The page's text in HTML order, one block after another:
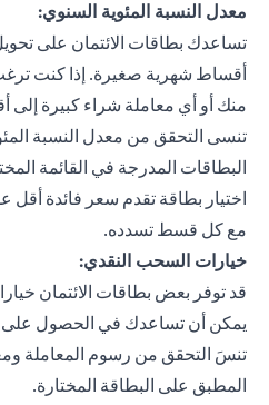
معدل النسبة المئوية السنوي:
تساعدك بطاقات الائتمان على
أقساط شهرية صغيرة. إذا كنت
منك أو أي معاملة شراء كبيرة إلى
تنسى التحقق من معدل النسبة
البطاقات المدرجة في القائمة
اختيار بطاقة تقدم سعر فائدة أقل
مع كل قسط تسدده.
خيارات السحب النقدي:
قد توفر بعض بطاقات الائتمان
يمكن أن تساعدك في الحصول على
المطبق على البطاقة المختارة.